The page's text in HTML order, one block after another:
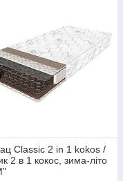
Classic 2 in 1 kokos /
2 в 1 кокос, зима-літо